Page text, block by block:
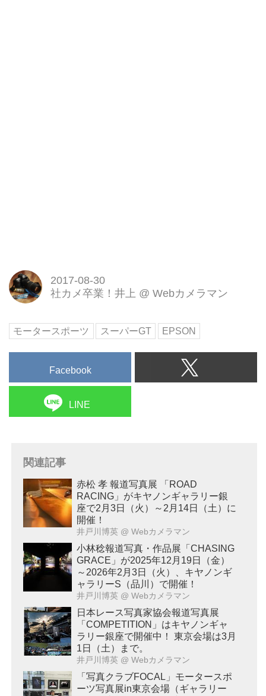
2017-08-30
社カメ卒業！井上 @ Webカメラマン
モータースポーツ スーパーGT EPSON
Facebook
LINE
関連記事
赤松 孝 報道写真展 「ROAD
RACING」がキヤノンギャラリー銀
座で2月3日（火）～2月14日（土）に
開催！
井戸川博英 @ Webカメラマン
小林稔報道写真・作品展「CHASING
GRACE」が2025年12月19日（金）
～2026年2月3日（火）、キヤノンギ
ャラリーS（品川）で開催！
井戸川博英 @ Webカメラマン
日本レース写真家協会報道写真展
「COMPETITION」はキヤノンギャ
ラリー銀座で開催中！ 東京会場は3月
1日（土）まで。
井戸川博英 @ Webカメラマン
「写真クラブFOCAL」モータースポ
ーツ写真展in東京会場（ギャラリー